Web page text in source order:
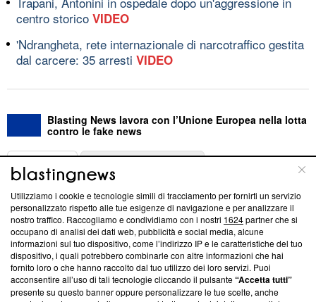
centro storico VIDEO
'Ndrangheta, rete internazionale di narcotraffico gestita
dal carcere: 35 arresti VIDEO
Blasting News lavora con l’Unione Europea nella lotta
contro le fake news
ABOUT
Questa sezione offre informazioni trasparenti su Blasting
News, sui nostri processi editoriali e su come ci impegniamo a
creare news di qualità. Inoltre, afferma la nostra aderenza a
‘Trust Project - News with Integrity’Blasting News non è
ancora membro del programma, ma ha richiesto di farne
parte; Trust Project non ha ancora effettuato una verifica di
conformità agli standard.
Utilizziamo i cookie e tecnologie simili di tracciamento per fornirti un servizio
personalizzato rispetto alle tue esigenze di navigazione e per analizzare il
nostro traffico. Raccogliamo e condividiamo con i nostri 1624partner che si
occupano di analisi dei dati web, pubblicità e social media, alcune
informazioni sul tuo dispositivo, come l’indirizzo IP e le caratteristiche del tuo
dispositivo, i quali potrebbero combinarle con altre informazioni che hai
fornito loro o che hanno raccolto dal tuo utilizzo dei loro servizi. Puoi
acconsentire all’uso di tali tecnologie cliccando il pulsante“Accetta tutti”
presente su questo banner oppure personalizzare le tue scelte, anche